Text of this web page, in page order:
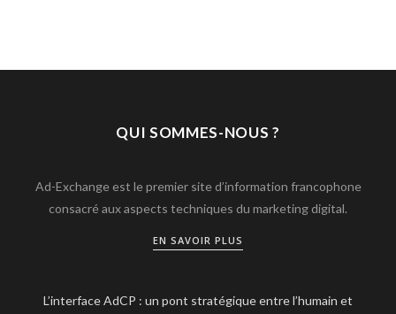
QUI SOMMES-NOUS ?
Ad-Exchange est le premier site d’information francophone
consacré aux aspects techniques du marketing digital.
EN SAVOIR PLUS
L’interface AdCP : un pont stratégique entre l’humain et